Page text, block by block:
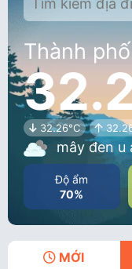
Thành
32.26°C
mây đen u
Độ ẩm
70%
MỚI